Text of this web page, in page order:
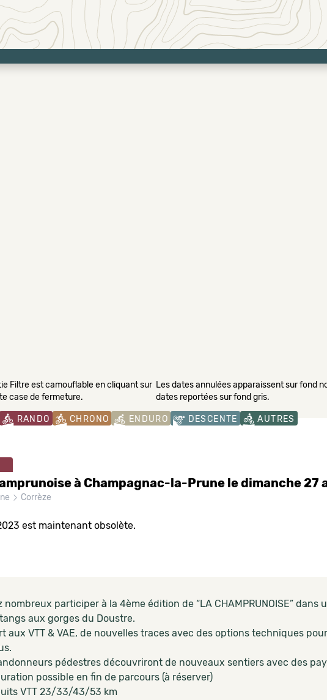
Filtre est camouflable en cliquant sur
case de fermeture.
Les dates annulées apparaissent sur fond
dates reportées sur fond gris.
RANDO CHRONO ENDURO DESCENTE AUTRES
à Champagnac-la-Prune le dimanche 27
Corrèze
est maintenant obsolète.
nombreux participer à la 4ème édition de “LA CHAMPRUNOISE”
aux gorges du Doustre.
aux VTT & VAE, de nouvelles traces avec des options techniques
pédestres découvriront de nouveaux sentiers avec des
possible en fin de parcours (à réserver)
VTT 23/33/43/53 km